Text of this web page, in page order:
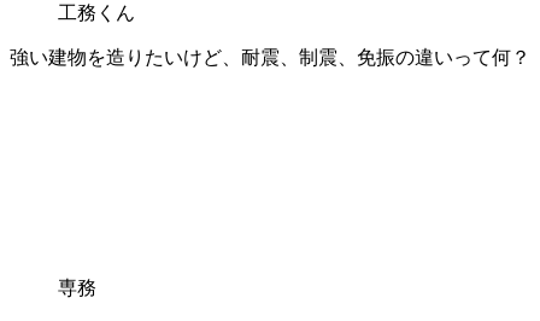
工務くん
強い建物を造りたいけど、耐震、制震、免振の違いって何？
専務